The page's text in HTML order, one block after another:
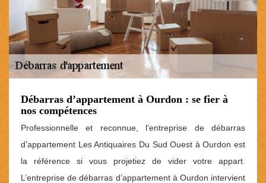
Débarras d’appartement à Ourdon : se fier à
nos compétences
Professionnelle et reconnue, l’entreprise de débarras
d’appartement Les Antiquaires Du Sud Ouest à Ourdon est
la référence si vous projetiez de vider votre appart.
L’entreprise de débarras d’appartement à Ourdon intervient